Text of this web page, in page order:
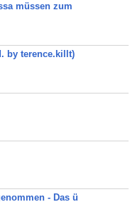
müssen zum
by terence.killt)
- Das ü